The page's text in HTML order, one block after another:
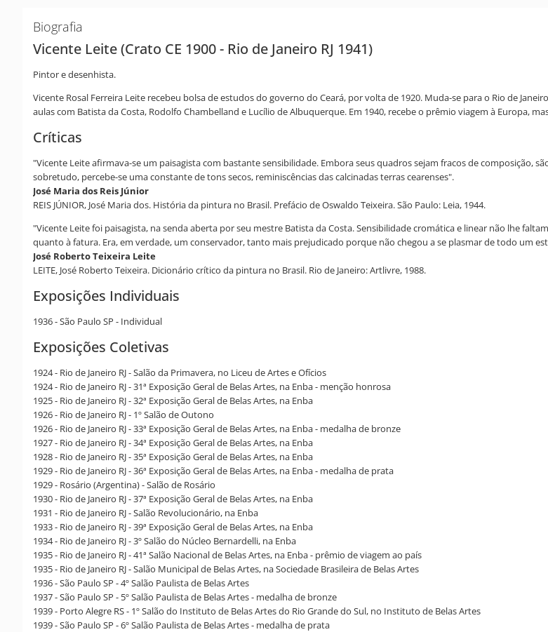
Biografia
Vicente Leite (Crato CE 1900 - Rio de Janeiro RJ 1941)
Pintor e desenhista.
Vicente Rosal Ferreira Leite recebeu bolsa de estudos do governo do Ceará, por volta de 1920. Muda-se para o Rio de
aulas com Batista da Costa, Rodolfo Chambelland e Lucílio de Albuquerque. Em 1940, recebe o prêmio viagem à Europa,
Críticas
"Vicente Leite afirmava-se um paisagista com bastante sensibilidade. Embora seus quadros sejam fracos de composição,
sobretudo, percebe-se uma constante de tons secos, reminiscências das calcinadas terras cearenses".
José Maria dos Reis Júnior
REIS JÚNIOR, José Maria dos. História da pintura no Brasil. Prefácio de Oswaldo Teixeira. São Paulo: Leia, 1944.
"Vicente Leite foi paisagista, na senda aberta por seu mestre Batista da Costa. Sensibilidade cromática e linear não lhe
quanto à fatura. Era, em verdade, um conservador, tanto mais prejudicado porque não chegou a se plasmar de todo um
José Roberto Teixeira Leite
LEITE, José Roberto Teixeira. Dicionário crítico da pintura no Brasil. Rio de Janeiro: Artlivre, 1988.
Exposições Individuais
1936 - São Paulo SP - Individual
Exposições Coletivas
1924 - Rio de Janeiro RJ - Salão da Primavera, no Liceu de Artes e Ofícios
1924 - Rio de Janeiro RJ - 31ª Exposição Geral de Belas Artes, na Enba - menção honrosa
1925 - Rio de Janeiro RJ - 32ª Exposição Geral de Belas Artes, na Enba
1926 - Rio de Janeiro RJ - 1º Salão de Outono
1926 - Rio de Janeiro RJ - 33ª Exposição Geral de Belas Artes, na Enba - medalha de bronze
1927 - Rio de Janeiro RJ - 34ª Exposição Geral de Belas Artes, na Enba
1928 - Rio de Janeiro RJ - 35ª Exposição Geral de Belas Artes, na Enba
1929 - Rio de Janeiro RJ - 36ª Exposição Geral de Belas Artes, na Enba - medalha de prata
1929 - Rosário (Argentina) - Salão de Rosário
1930 - Rio de Janeiro RJ - 37ª Exposição Geral de Belas Artes, na Enba
1931 - Rio de Janeiro RJ - Salão Revolucionário, na Enba
1933 - Rio de Janeiro RJ - 39ª Exposição Geral de Belas Artes, na Enba
1934 - Rio de Janeiro RJ - 3º Salão do Núcleo Bernardelli, na Enba
1935 - Rio de Janeiro RJ - 41ª Salão Nacional de Belas Artes, na Enba - prêmio de viagem ao país
1935 - Rio de Janeiro RJ - Salão Municipal de Belas Artes, na Sociedade Brasileira de Belas Artes
1936 - São Paulo SP - 4º Salão Paulista de Belas Artes
1937 - São Paulo SP - 5º Salão Paulista de Belas Artes - medalha de bronze
1939 - Porto Alegre RS - 1º Salão do Instituto de Belas Artes do Rio Grande do Sul, no Instituto de Belas Artes
1939 - São Paulo SP - 6º Salão Paulista de Belas Artes - medalha de prata